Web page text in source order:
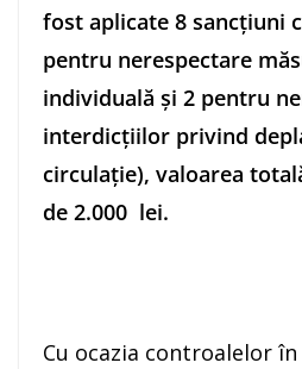
fost aplicate 8 sancțiuni
pentru nerespectare
individuală şi 2 pentru
interdicţiilor privind
circulaţie), valoarea
de 2.000 lei.
Cu ocazia controalelor